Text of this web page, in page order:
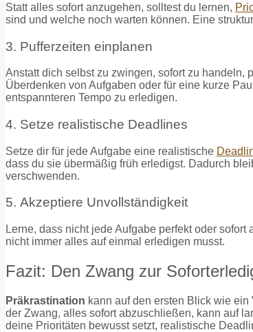
Statt alles sofort anzugehen, solltest du lernen,
sind und welche noch warten können. Eine
3. Pufferzeiten einplanen
Anstatt dich selbst zu zwingen, sofort zu
Überdenken von Aufgaben oder für eine kurze
entspannteren Tempo zu erledigen.
4. Setze realistische Deadlines
Setze dir für jede Aufgabe eine realistische
dass du sie übermäßig früh erledigst. Dadurch
verschwenden.
5. Akzeptiere Unvollständigkeit
Lerne, dass nicht jede Aufgabe perfekt oder
nicht immer alles auf einmal erledigen musst.
Fazit: Den Zwang zur
Präkrastination kann auf den ersten Blick wie
der Zwang, alles sofort abzuschließen, kann auf
deine Prioritäten bewusst setzt, realistische